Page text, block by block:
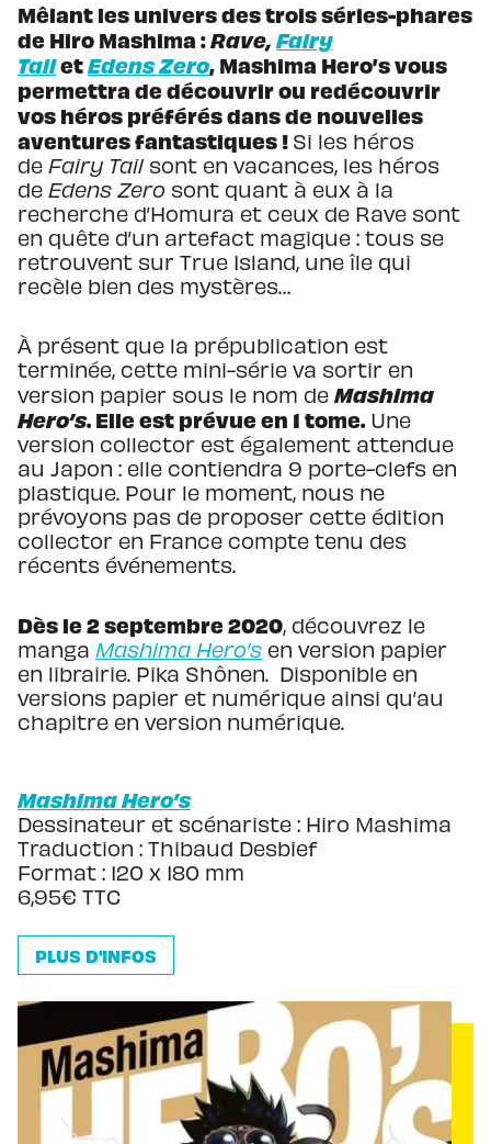
Mêlant les univers des trois séries-phares
de Hiro Mashima :Rave, Fairy
TailetEdens Zero, Mashima Hero’s vous
permettra de découvrir ou redécouvrir
vos héros préférés dans de nouvelles
aventures fantastiques ! Si les héros
de Fairy Tail sont en vacances, les héros
de Edens Zero sont quant à eux à la
recherche d’Homura et ceux de Rave sont
en quête d’un artefact magique : tous se
retrouvent sur True Island, une île qui
recèle bien des mystères…
À présent que la prépublication est
terminée, cette mini-série va sortir en
version papier sous le nom de Mashima
Hero’s. Elle est prévue en 1 tome. Une
version collector est également attendue
au Japon : elle contiendra 9 porte-clefs en
plastique. Pour le moment, nous ne
prévoyons pas de proposer cette édition
collector en France compte tenu des
récents événements.
Dès le 2 septembre 2020, découvrez le
manga Mashima Hero’s en version papier
en librairie. Pika Shônen. Disponible en
versions papier et numérique ainsi qu’au
chapitre en version numérique.
Mashima Hero’s
Dessinateur et scénariste : Hiro Mashima
Traduction : Thibaud Desbief
Format : 120 x 180 mm
6,95€ TTC
PLUS D'INFOS